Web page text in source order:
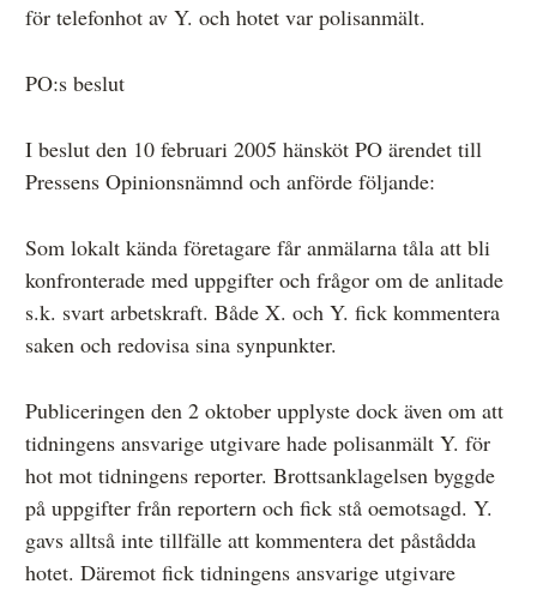
för telefonhot av Y. och hotet var polisanmält.
PO:s beslut
I beslut den 10 februari 2005 hänsköt PO ärendet till
Pressens Opinionsnämnd och anförde följande:
Som lokalt kända företagare får anmälarna tåla att bli
konfronterade med uppgifter och frågor om de anlitade
s.k. svart arbetskraft. Både X. och Y. fick kommentera
saken och redovisa sina synpunkter.
Publiceringen den 2 oktober upplyste dock även om att
tidningens ansvarige utgivare hade polisanmält Y. för
hot mot tidningens reporter. Brottsanklagelsen byggde
på uppgifter från reportern och fick stå oemotsagd. Y.
gavs alltså inte tillfälle att kommentera det påstådda
hotet. Däremot fick tidningens ansvarige utgivare